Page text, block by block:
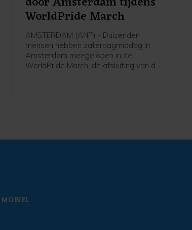
WorldPride March
AMSTERDAM (ANP) - Duizenden
mensen hebben zaterdagmiddag in
Amsterdam meegelopen in de
WorldPride March, de afsluiting van de
MOBIEL